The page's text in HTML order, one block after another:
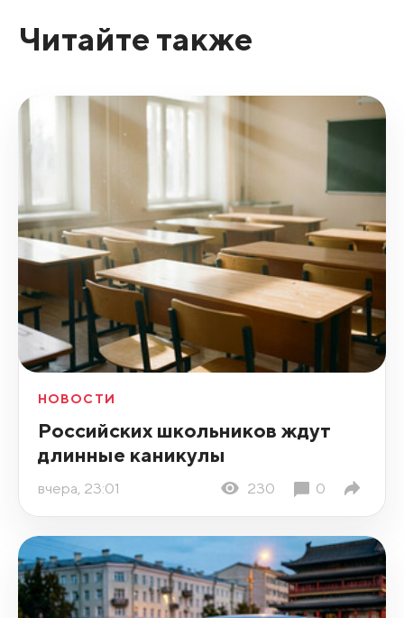
Читайте также
НОВОСТИ
Российских школьников ждут
длинные каникулы
вчера, 23:01 230 0